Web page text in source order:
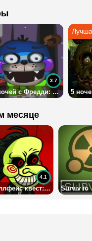
5 ночей с Фредди: разработай аниматроника
3.7
5
месяце
Троллфейс квест: Хоррор 1
4.1
Surviv io